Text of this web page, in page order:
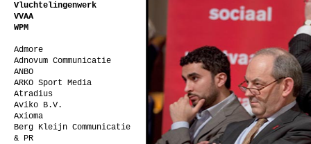
Vluchtelingenwerk
VVAA
WPM
Admore
Adnovum Communicatie
ANBO
ARKO Sport Media
Atradius
Aviko B.V.
Axioma
Berg Kleijn Communicatie
& PR